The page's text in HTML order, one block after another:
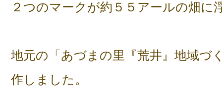
２つのマークが約５５アールの畑に
地元の「あづまの里『荒井』地域づ
作しました。